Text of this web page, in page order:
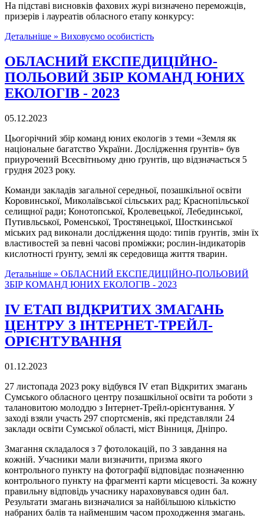
На підставі висновків фахових журі визначено переможців,
призерів і лауреатів обласного етапу конкурсу:
Детальніше » Виховуємо особистість
ОБЛАСНИЙ ЕКСПЕДИЦІЙНО-
ПОЛЬОВИЙ ЗБІР КОМАНД ЮНИХ
ЕКОЛОГІВ - 2023
05.12.2023
Цьогорічний збір команд юних екологів з теми «Земля як
національне багатство України. Дослідження ґрунтів» був
приурочений Всесвітньому дню ґрунтів, що відзначається 5
грудня 2023 року.
Команди закладів загальної середньої, позашкільної освіти
Коровинської, Миколаївської сільських рад; Краснопільської
селищної ради; Конотопської, Кролевецької, Лебединської,
Путивльської, Роменської, Тростянецької, Шосткинської
міських рад виконали дослідження щодо: типів ґрунтів, змін їх
властивостей за певні часові проміжки; рослин-індикаторів
кислотності ґрунту, землі як середовища життя тварин.
Детальніше » ОБЛАСНИЙ ЕКСПЕДИЦІЙНО-ПОЛЬОВИЙ
ЗБІР КОМАНД ЮНИХ ЕКОЛОГІВ - 2023
ІV ЕТАП ВІДКРИТИХ ЗМАГАНЬ
ЦЕНТРУ З ІНТЕРНЕТ-ТРЕЙЛ-
ОРІЄНТУВАННЯ
01.12.2023
27 листопада 2023 року відбувся ІV етап Відкритих змагань
Сумського обласного центру позашкільної освіти та роботи з
талановитою молоддю з Інтернет-Трейл-орієнтування. У
заході взяли участь 297 спортсменів, які представляли 24
заклади освіти Сумської області, міст Вінниця, Дніпро.
Змагання складалося з 7 фотолокацій, по 3 завдання на
кожній. Учасники мали визначити, призма якого
контрольного пункту на фотографії відповідає позначенню
контрольного пункту на фрагменті карти місцевості. За кожну
правильну відповідь учаснику нараховувався один бал.
Результати змагань визначалися за найбільшою кількістю
набраних балів та найменшим часом проходження змагань.